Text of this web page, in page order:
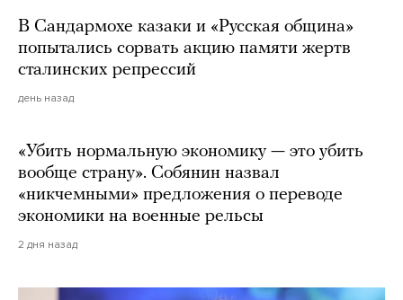
В Сандармохе казаки и «Русская община»
попытались сорвать акцию памяти жертв
сталинских репрессий
день назад
«Убить нормальную экономику — это убить
вообще страну». Собянин назвал
«никчемными» предложения о переводе
экономики на военные рельсы
2 дня назад